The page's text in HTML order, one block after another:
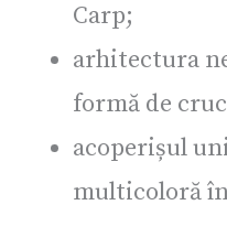
Carp;
arhitectura
formă de
acoperișul
multicoloră